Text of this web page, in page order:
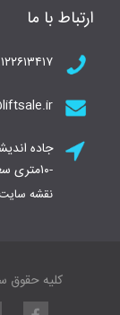
ارتباط با ما
۰۹۱۲۲۶۱۳۴۱۷ - ۰۹۱۹۷۹۴۱۷۴۰ - ۰۲۶-
جاده
-۱۰متری سعیدی-کوچه رسول اکرم
نقشه سایت
کلیه حقوق